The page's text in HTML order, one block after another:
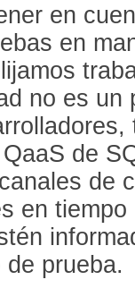
en
en
no es
de
de
en
prueba.